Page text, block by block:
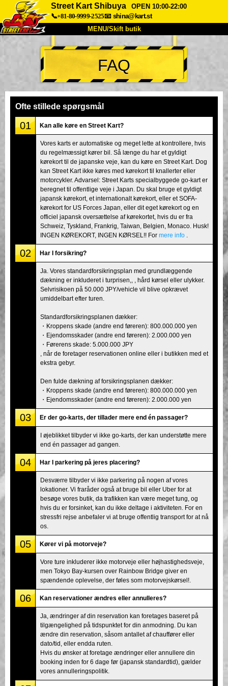
Street Kart Shibuya
OPEN 10:00-22:00
📞+81-80-9999-2525📧 shina@kart.st
MENU/Skift butik
TOP
Om Specifikationer Pris
Stemme
Virksomhed
Tokyo Shinagawa Tokyo Akihabara#1
Tokyo Akihabara#2 Tokyo Shibuya
Tokyo Shibuya Annex Tokyo Bay
Tokyo Asakusa Osaka
Okinawa
FAQ
Ofte stillede spørgsmål
01 Kan alle køre en Street Kart?
Vores karts er automatiske og meget lette at kontrollere, hvis
du regelmæssigt kører bil. Så længe du har et gyldigt
kørekort til de japanske veje, kan du køre en Street Kart. Dog
kan Street Kart ikke køres med kørekort til knallerter eller
motorcykler. Advarsel: Street Karts specialbyggede go-kart er
beregnet til offentlige veje i Japan. Du skal bruge et gyldigt
japansk kørekort, et internationalt kørekort, eller et SOFA-
kørekort for US Forces Japan, eller dit eget kørekort og en
officiel japansk oversættelse af kørekortet, hvis du er fra
Schweiz, Tyskland, Frankrig, Taiwan, Belgien, Monaco. Husk!
INGEN KØREKORT, INGEN KØRSEL!! For mere info
02 Har I forsikring?
Ja. Vores standardforsikringsplan med grundlæggende
dækning er inkluderet i turprisen,, , hård kørsel eller ulykker.
Selvrisikoen på 50.000 JPY/vehicle vil blive opkrævet
umiddelbart efter turen.
Standardforsikringsplanen dækker:
・Kroppens skade (andre end føreren): 800.000.000 yen
・Ejendomsskader (andre end føreren): 2.000.000 yen
・Førerens skade: 5.000.000 JPY
, når de foretager reservationen online eller i butikken med et
ekstra gebyr.
Den fulde dækning af forsikringsplanen dækker:
・Kroppens skade (andre end føreren): 800.000.000 yen
・Ejendomsskader (andre end føreren): 2.000.000 yen
03 Er der go-karts, der tillader mere end én passager?
I øjeblikket tilbyder vi ikke go-karts, der kan understøtte mere
end én passager ad gangen.
04 Har I parkering på jeres placering?
Desværre tilbyder vi ikke parkering på nogen af vores
lokationer. Vi fraråder også at bruge bil eller Uber for at
besøge vores butik, da trafikken kan være meget tung, og
hvis du er forsinket, kan du ikke deltage i aktiviteten. For en
stressfri rejse anbefaler vi at bruge offentlig transport for at nå
os.
05 Kører vi på motorveje?
Vore ture inkluderer ikke motorveje eller højhastighedsveje,
men Tokyo Bay-kursen over Rainbow Bridge giver en
spændende oplevelse, der føles som motorvejskørsel!.
06 Kan reservationer ændres eller annulleres?
Ja, ændringer af din reservation kan foretages baseret på
tilgængelighed på tidspunktet for din anmodning. Du kan
ændre din reservation, såsom antallet af chauffører eller
dato/tid, eller endda ruten.
Hvis du ønsker at foretage ændringer eller annullere din
booking inden for 6 dage før (japansk standardtid), gælder
vores annulleringspolitik.